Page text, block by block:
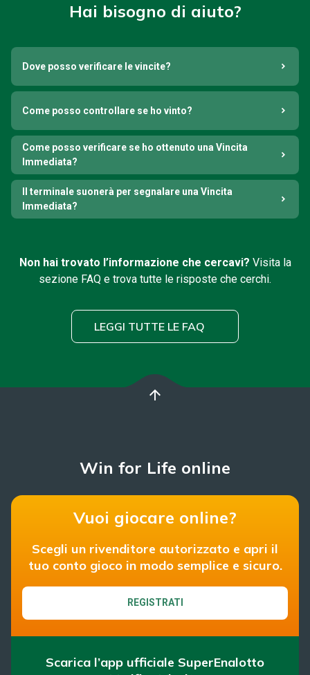
Hai bisogno di aiuto?
Dove posso verificare le vincite?
Come posso controllare se ho vinto?
Come posso verificare se ho ottenuto una Vincita
Immediata?
Il terminale suonerà per segnalare una Vincita
Immediata?
Non hai trovato l’informazione che cercavi? Visita la
sezione FAQ e trova tutte le risposte che cerchi.
LEGGI TUTTE LE FAQ
arrow_upward
Win for Life online
Vuoi giocare online?
Scegli un rivenditore autorizzato e apri il
tuo conto gioco in modo semplice e sicuro.
REGISTRATI
Scarica l’app ufficiale SuperEnalotto